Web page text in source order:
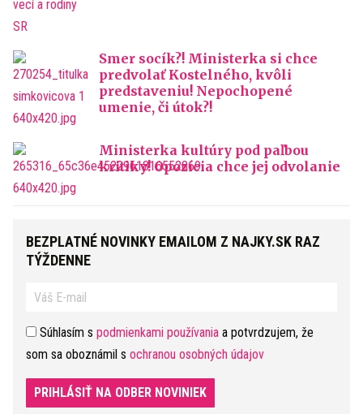
Smer socík?! Ministerka si chce
predvolať Kostelného, kvôli
predstaveniu! Nepochopené
umenie, či útok?!
Ministerka kultúry pod paľbou
kritiky! Opozícia chce jej odvolanie
BEZPLATNÉ NOVINKY EMAILOM Z NAJKY.SK RAZ
TÝŽDENNE
Súhlasím s podmienkami používania a potvrdzujem, že
som sa oboznámil s ochranou osobných údajov
PRIHLÁSIŤ NA ODBER NOVINIEK